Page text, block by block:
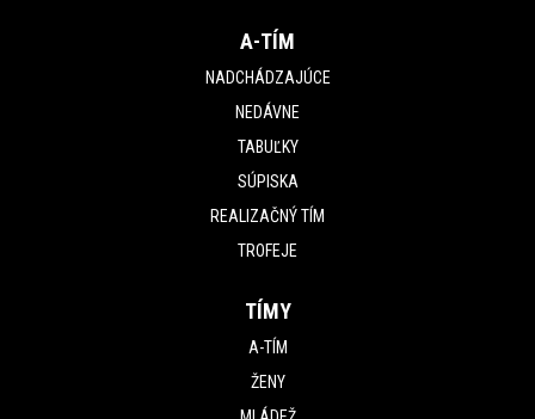
A-TÍM
NADCHÁDZAJÚCE
NEDÁVNE
TABUĽKY
SÚPISKA
REALIZAČNÝ TÍM
TROFEJE
TÍMY
A-TÍM
ŽENY